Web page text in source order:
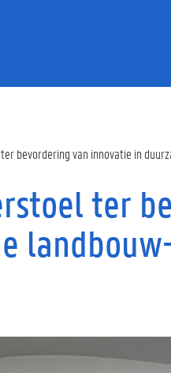
bevordering van innovatie in
ter